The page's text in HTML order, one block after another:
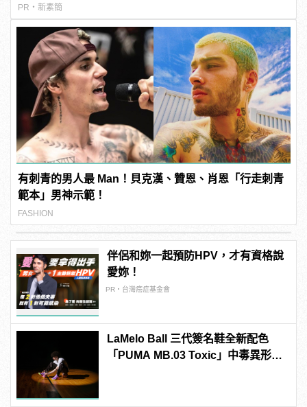
PR・新素簡
有刺青的男人最 Man！貝克漢、贊恩、肖恩「行走刺青
範本」男神示範！
FASHION
伴侶和妳一起預防HPV，才有資格說
愛妳！
PR・台灣癌症基金會
LaMelo Ball 三代簽名鞋全新配色
「PUMA MB.03 Toxic」中毒異形大